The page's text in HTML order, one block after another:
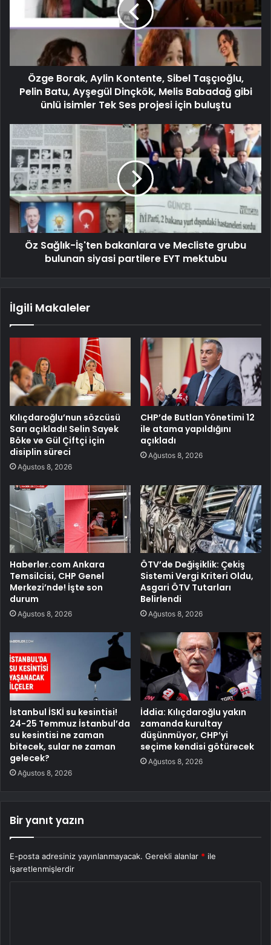
Özge Borak, Aylin Kontente, Sibel Taşçıoğlu,
Pelin Batu, Ayşegül Dinçkök, Melis Babadağ gibi
ünlü isimler Tek Ses projesi için buluştu
Öz Sağlık-İş'ten bakanlara ve Mecliste grubu
bulunan siyasi partilere EYT mektubu
İlgili Makaleler
Kılıçdaroğlu’nun sözcüsü
Sarı açıkladı! Selin Sayek
Böke ve Gül Çiftçi için
disiplin süreci
Ağustos 8, 2026
CHP’de Butlan Yönetimi 12
ile atama yapıldığını
açıkladı
Ağustos 8, 2026
Haberler.com Ankara
Temsilcisi, CHP Genel
Merkezi’nde! İşte son
durum
Ağustos 8, 2026
ÖTV’de Değişiklik: Çekiş
Sistemi Vergi Kriteri Oldu,
Asgari ÖTV Tutarları
Belirlendi
Ağustos 8, 2026
İstanbul İSKİ su kesintisi!
24-25 Temmuz İstanbul’da
su kesintisi ne zaman
bitecek, sular ne zaman
gelecek?
Ağustos 8, 2026
İddia: Kılıçdaroğlu yakın
zamanda kurultay
düşünmüyor, CHP’yi
seçime kendisi götürecek
Ağustos 8, 2026
Bir yanıt yazın
E-posta adresiniz yayınlanmayacak. Gerekli alanlar * ile
işaretlenmişlerdir